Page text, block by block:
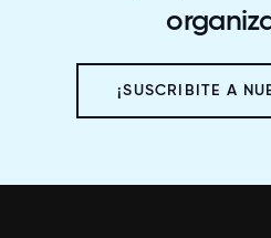
¡SUSCRIBITE A